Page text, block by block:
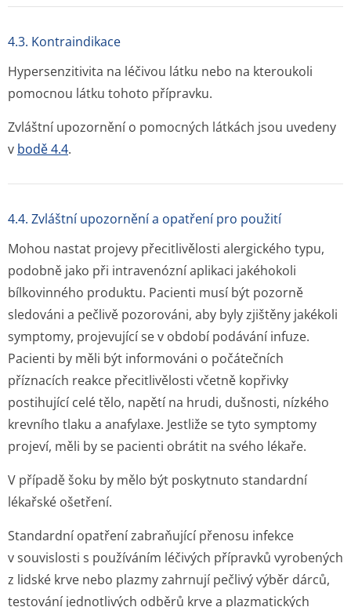
4.3. Kontraindikace
Hypersenzitivita na léčivou látku nebo na kteroukoli
pomocnou látku tohoto přípravku.
Zvláštní upozornění o pomocných látkách jsou uvedeny
v bodě 4.4.
4.4. Zvláštní upozornění a opatření pro použití
Mohou nastat projevy přecitlivělosti alergického typu,
podobně jako při intravenózní aplikaci jakéhokoli
bílkovinného produktu. Pacienti musí být pozorně
sledováni a pečlivě pozorováni, aby byly zjištěny jakékoli
symptomy, projevující se v období podávání infuze.
Pacienti by měli být informováni o počátečních
příznacích reakce přecitlivělosti včetně kopřivky
postihující celé tělo, napětí na hrudi, dušnosti, nízkého
krevního tlaku a anafylaxe. Jestliže se tyto symptomy
projeví, měli by se pacienti obrátit na svého lékaře.
V případě šoku by mělo být poskytnuto standardní
lékařské ošetření.
Standardní opatření zabraňující přenosu infekce
v souvislosti s používáním léčivých přípravků vyrobených
z lidské krve nebo plazmy zahrnují pečlivý výběr dárců,
testování jednotlivých odběrů krve a plazmatických